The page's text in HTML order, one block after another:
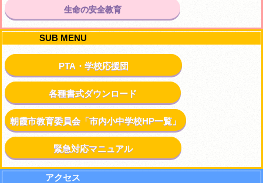
生命の安全教育
SUB MENU
PTA・学校応援団
各種書式ダウンロード
朝霞市教育委員会「市内小中学校HP一覧」
緊急対応マニュアル
アクセス